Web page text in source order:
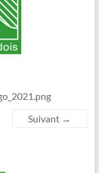
Suivant →